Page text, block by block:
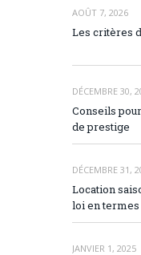
AOÛT 7, 2026
Les critères
DÉCEMBRE 30,
Conseils
de prestige
DÉCEMBRE 31,
Location
loi en termes
JANVIER 1, 2025